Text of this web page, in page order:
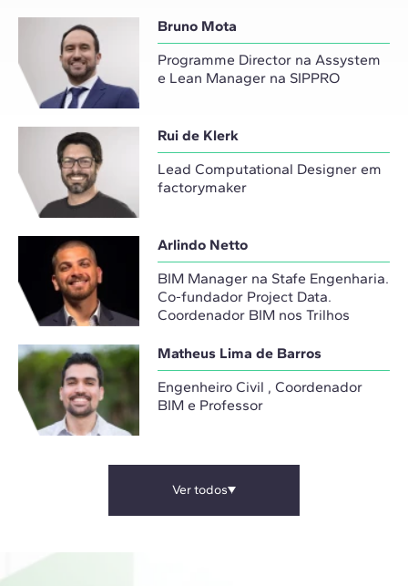
Bruno Mota
Programme Director na Assystem
e Lean Manager na SIPPRO
Rui de Klerk
Lead Computational Designer em
factorymaker
Arlindo Netto
BIM Manager na Stafe Engenharia.
Co-fundador Project Data.
Coordenador BIM nos Trilhos
Matheus Lima de Barros
Engenheiro Civil , Coordenador
BIM e Professor
Ver todos